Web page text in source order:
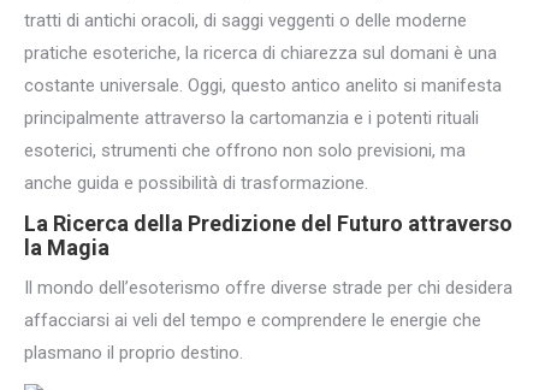
tratti di antichi oracoli, di saggi veggenti o delle moderne
pratiche esoteriche, la ricerca di chiarezza sul domani è una
costante universale. Oggi, questo antico anelito si manifesta
principalmente attraverso la cartomanzia e i potenti rituali
esoterici, strumenti che offrono non solo previsioni, ma
anche guida e possibilità di trasformazione.
La Ricerca della Predizione del Futuro attraverso
la Magia
Il mondo dell’esoterismo offre diverse strade per chi desidera
affacciarsi ai veli del tempo e comprendere le energie che
plasmano il proprio destino.